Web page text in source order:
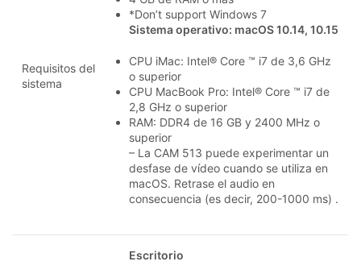
Requisitos del
sistema
*Don’t support Windows 7
Sistema operativo: macOS 10.14, 10.15
CPU iMac: Intel® Core ™ i7 de 3,6 GHz
o superior
CPU MacBook Pro: Intel® Core ™ i7 de
2,8 GHz o superior
RAM: DDR4 de 16 GB y 2400 MHz o
superior
– La CAM 513 puede experimentar un
desfase de vídeo cuando se utiliza en
macOS. Retrase el audio en
consecuencia (es decir, 200-1000 ms) .
Escritorio